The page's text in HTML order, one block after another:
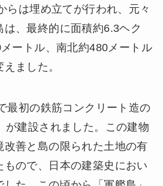
らは埋め立てが行われ、元々
、最終的に面積約6.3ヘク
ートル、南北約480メートル
ました。
最初の鉄筋コンクリート造の
が建設されました。この建物
改善と島の限られた土地の有
ので、日本の建築史におい